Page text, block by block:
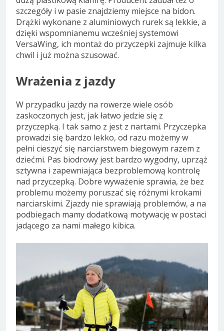
szczegóły i w pasie znajdziemy miejsce na bidon.
Drążki wykonane z aluminiowych rurek są lekkie, a
dzięki wspomnianemu wcześniej systemowi
VersaWing, ich montaż do przyczepki zajmuje kilka
chwil i już można szusować.
Wrażenia z jazdy
W przypadku jazdy na rowerze wiele osób
zaskoczonych jest, jak łatwo jedzie się z
przyczepką. I tak samo z jest z nartami. Przyczepka
prowadzi się bardzo lekko, od razu możemy w
pełni cieszyć się narciarstwem biegowym razem z
dziećmi. Pas biodrowy jest bardzo wygodny, uprząż
sztywna i zapewniająca bezproblemową kontrolę
nad przyczepką. Dobre wyważenie sprawia, że bez
problemu możemy poruszać się różnymi krokami
narciarskimi. Zjazdy nie sprawiają problemów, a na
podbiegach mamy dodatkową motywację w postaci
jadącego za nami małego kibica.